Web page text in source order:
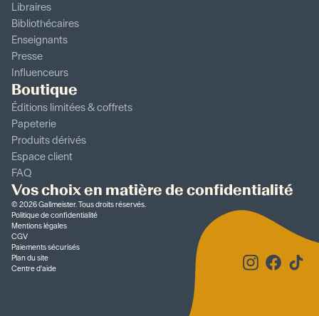
Libraires
Bibliothécaires
Enseignants
Presse
Influenceurs
Boutique
Éditions limitées & coffrets
Papeterie
Produits dérivés
Espace client
FAQ
Vos choix en matière de confidentialité
© 2026Gallmeister. Tous droits réservés.
Politique de confidentialité
Mentions légales
CGV
Paiements sécurisés
Plan du site
Centre d'aide